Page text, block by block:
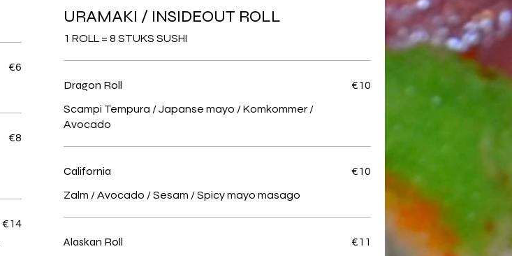
€6
€8
€14
URAMAKI / INSIDEOUT ROLL
1 ROLL = 8 STUKS SUSHI
Dragon Roll
Scampi Tempura / Japanse mayo / Komkommer /
Avocado
€10
California
Zalm / Avocado / Sesam / Spicy mayo masago
€10
Alaskan Roll €11